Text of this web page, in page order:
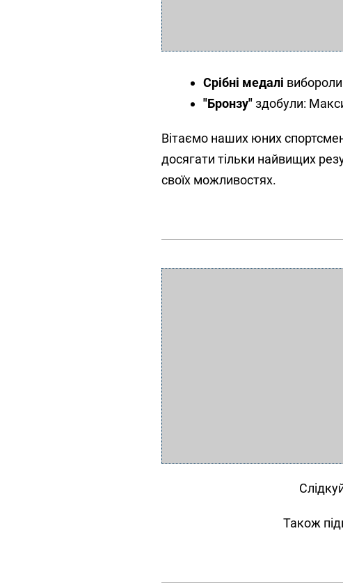
Срібні медалі
"Бронзу"здобули:
Вітаємо наших юних
досягати тільки найвищих
своїх можливостях.
Також